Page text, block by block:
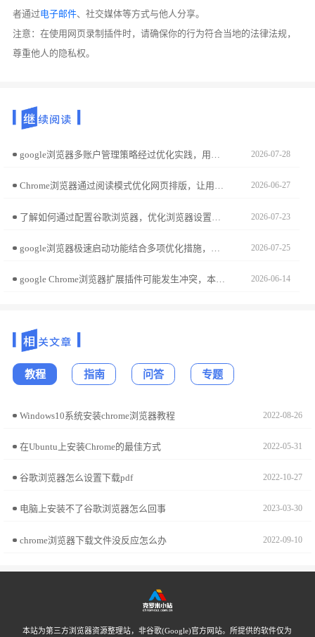
者通过电子邮件、社交媒体等方式与他人分享。
注意：在使用网页录制插件时，请确保你的行为符合当地的法律法规，
尊重他人的隐私权。
google浏览器多账户管理策略经过优化实践，用户可掌握高效切换和安全设置方法，实现多账户稳定管理，提高日常办公和浏览效率，同时保证账户数据安全。 2026-07-28
Chrome浏览器通过阅读模式优化网页排版，让用户获得舒适的阅读体验并专注内容本身。 2026-06-27
2026-07-23
2026-07-25
google Chrome浏览器扩展插件可能发生冲突，本文分享处理经验与操作技巧，帮助用户快速解决问题，保障浏览器稳定运行。 2026-06-14
教程 指南 问答 专题
Windows10系统安装chrome浏览器教程 2022-08-26
在Ubuntu上安装Chrome的最佳方式 2022-05-31
谷歌浏览器怎么设置下载pdf 2022-10-27
电脑上安装不了谷歌浏览器怎么回事 2023-03-30
chrome浏览器下载文件没反应怎么办 2022-09-10
本站为第三方浏览器资源整理站，非谷歌(Google)官方网站。所提供的软件仅为